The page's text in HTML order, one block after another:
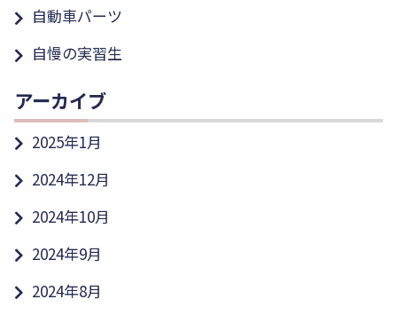
自動車パーツ
自慢の実習生
アーカイブ
2025年1月
2024年12月
2024年10月
2024年9月
2024年8月